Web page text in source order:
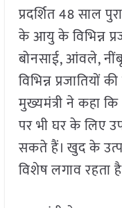
प्रदर्शित 48 साल
के आयु के विभिन्न
बोनसाई, आंवले,
विभिन्न प्रजातियों
मुख्यमंत्री ने कहा
पर भी घर के लिए
सकते हैं। खुद के
विशेष लगाव रहता